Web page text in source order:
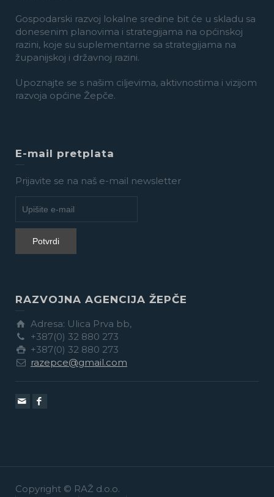
Gospodarski razvoj lokalne sredine bit će u skladu sa
donesenim planovima i strategijama na općinskoj
razini, koje su suplementarne sa strategijama na
županijskoj i državnoj razini.
Upoznajte se s našim ciljevima, aktivnostima i vizijom
razvoja općine Žepče.
E-mail pretplata
Prijavite se na naš e-mail newsletter
RAZVOJNA AGENCIJA ŽEPČE
Adresa: Ulica Prva bb,
+387(0) 32 880 273
+387(0) 32 880 273
razepce@gmail.com
Copyright © RAŽ d.o.o.